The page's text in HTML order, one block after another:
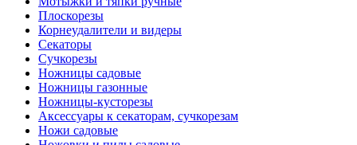
Плоскорезы
Корнеудалители и видеры
Секаторы
Сучкорезы
Ножницы садовые
Ножницы газонные
Ножницы-кусторезы
Аксессуары к секаторам, сучкорезам
Ножи садовые